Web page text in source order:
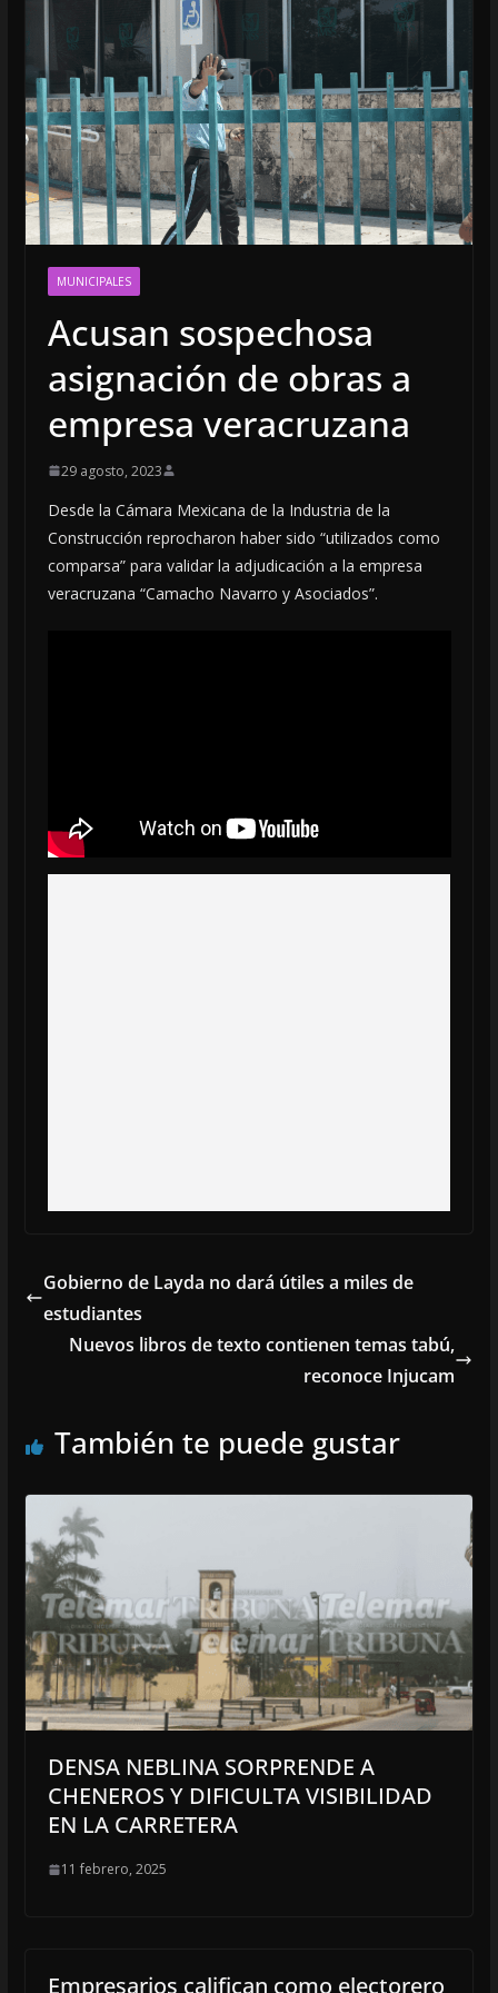
MUNICIPALES
Acusan sospechosa
asignación de obras a
empresa veracruzana
29 agosto, 2023
Desde la Cámara Mexicana de la Industria de la
Construcción reprocharon haber sido “utilizados como
comparsa” para validar la adjudicación a la empresa
veracruzana “Camacho Navarro y Asociados”.
Gobierno de Layda no dará útiles a miles de
estudiantes
Nuevos libros de texto contienen temas tabú,
reconoce Injucam
También te puede gustar
DENSA NEBLINA SORPRENDE A
CHENEROS Y DIFICULTA VISIBILIDAD
EN LA CARRETERA
11 febrero, 2025
Empresarios califican como electorero